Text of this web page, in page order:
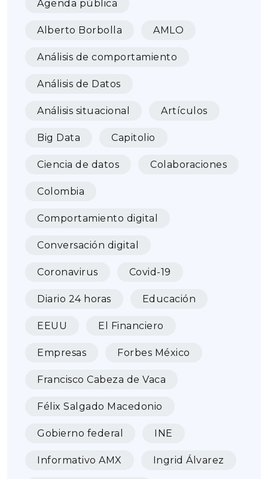
Agenda pública
Alberto Borbolla AMLO
Análisis de comportamiento
Análisis de Datos
Análisis situacional Artículos
Big Data Capitolio
Ciencia de datos Colaboraciones
Colombia
Comportamiento digital
Conversación digital
Coronavirus Covid-19
Diario 24 horas Educación
EEUU El Financiero
Empresas Forbes México
Francisco Cabeza de Vaca
Félix Salgado Macedonio
Gobierno federal INE
Informativo AMX Ingrid Álvarez